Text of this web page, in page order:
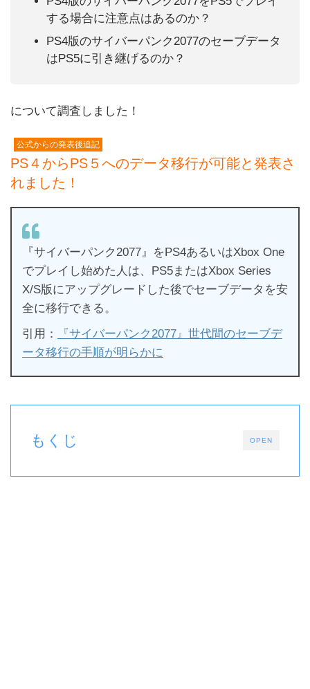
する場合に注意点はあるのか？
PS4版のサイバーパンク2077のセーブデータ
はPS5に引き継げるのか？
について調査しました！
公式からの発表後追記
PS４からPS５へのデータ移行が可能と発表さ
れました！
『サイバーパンク2077』をPS4あるいはXbox One
でプレイし始めた人は、PS5またはXbox Series
X/S版にアップグレードした後でセーブデータを安
全に移行できる。
引用：
『サイバーパンク2077』世代間のセーブデ
ータ移行の手順が明らかに
OPEN
もくじ